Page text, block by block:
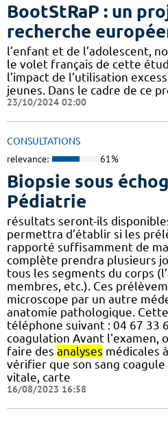
BootStRaP : un
recherche
l’enfant et de l’adolescent,
le volet français de cette
l’impact de l’utilisation
jeunes. Dans le cadre de ce
23/10/2024 02:00
CONSULTATIONS
relevance: 61%
Biopsie sous
Pédiatrie
résultats seront-ils
permettra d’établir si les
rapporté suffisamment de
complète prendra plusieurs
tous les segments du corps
membres, etc.). Ces
microscope par un autre
anatomie pathologique.
téléphone suivant : 04 67 33
coagulation Avant l'examen,
faire des analyses médicales
vérifier que son sang
vitale, carte
16/08/2023 16:58